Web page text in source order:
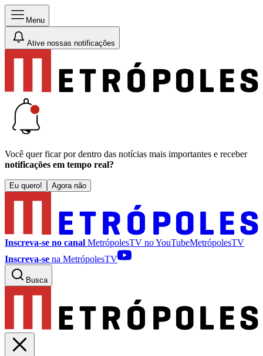
Menu
Ative nossas notificações
Você quer ficar por dentro das notícias mais importantes e receber
notificações em tempo real?
Eu quero! Agora não
Inscreva-se no canal MetrópolesTV noYouTubeMetrópolesTV
Inscreva-se na MetrópolesTV
Busca